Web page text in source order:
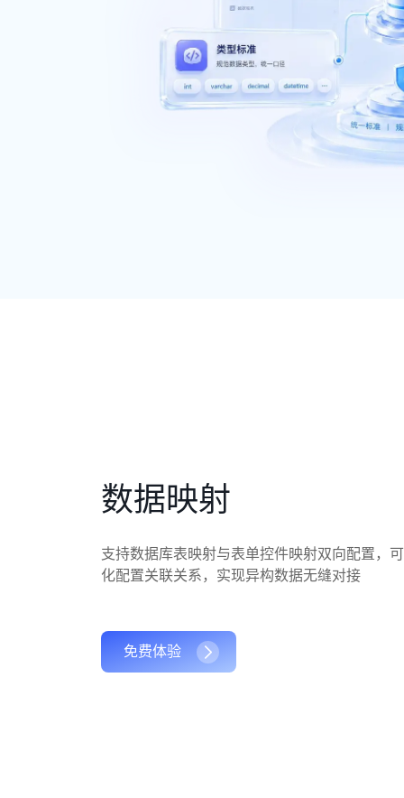
数据映射
支持数据库表映射与表单控件映射双向配置，
化配置关联关系，实现异构数据无缝对接
免费体验